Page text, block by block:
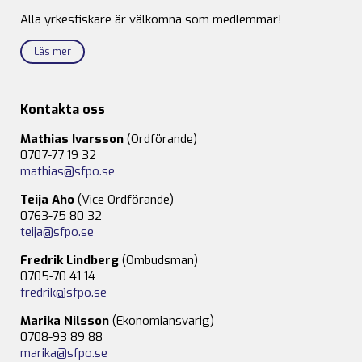
Alla yrkesfiskare är välkomna som medlemmar!
Läs mer
Kontakta oss
Mathias Ivarsson (Ordförande)
0707-77 19 32
mathias@sfpo.se
Teija Aho (Vice Ordförande)
0763-75 80 32
teija@sfpo.se
Fredrik Lindberg (Ombudsman)
0705-70 41 14
fredrik@sfpo.se
Marika Nilsson (Ekonomiansvarig)
0708-93 89 88
marika@sfpo.se